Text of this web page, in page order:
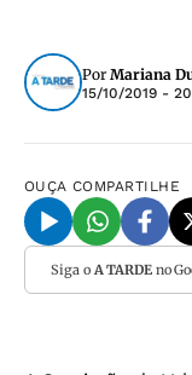
Por Mariana
15/10/2019 -
OUÇA COMPARTILHE
Siga o A TARDEno